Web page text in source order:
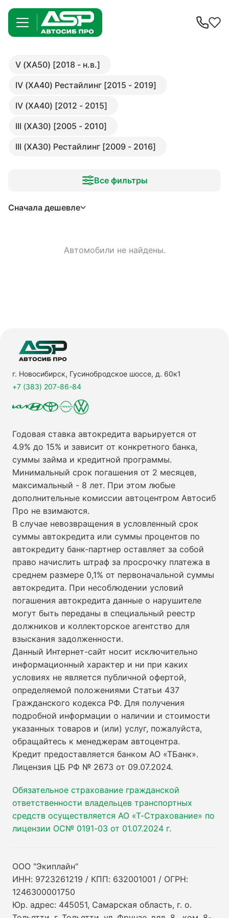
V (XA50) [2018 - н.в.]
IV (XA40) Рестайлинг [2015 - 2019]
IV (XA40) [2012 - 2015]
III (XA30) [2005 - 2010]
III (XA30) Рестайлинг [2009 - 2016]
Все фильтры
Сначала дешевле
Автомобили не найдены.
г. Новосибирск, Гусинобродское шоссе, д. 60к1
+7 (383) 207-86-84
Годовая ставка автокредита варьируется от
4.9% до 15% и зависит от конкретного банка,
суммы займа и кредитной программы.
Минимальный срок погашения от 2 месяцев,
максимальный - 8 лет. При этом любые
дополнительные комиссии автоцентром Автосиб
Про не взимаются.
В случае невозвращения в условленный срок
суммы автокредита или суммы процентов по
автокредиту банк-партнер оставляет за собой
право начислить штраф за просрочку платежа в
среднем размере 0,1% от первоначальной суммы
автокредита. При несоблюдении условий
погашения автокредита данные о нарушителе
могут быть переданы в специальный реестр
должников и коллекторское агентство для
взыскания задолженности.
Данный Интернет-сайт носит исключительно
информационный характер и ни при каких
условиях не является публичной офертой,
определяемой положениями Статьи 437
Гражданского кодекса РФ. Для получения
подробной информации о наличии и стоимости
указанных товаров и (или) услуг, пожалуйста,
обращайтесь к менеджерам автоцентра.
Кредит предоставляется банком АО «ТБанк».
Лицензия ЦБ РФ № 2673 от 09.07.2024.
Обязательное страхование гражданской
ответственности владельцев транспортных
средств осуществляется АО «Т-Страхование» по
лицензии ОС№ 0191-03 от 01.07.2024 г.
ООО "Экиплайн"
ИНН: 9723261219 / КПП: 632001001 / ОГРН:
1246300001750
Юр. адрес: 445051, Самарская область, г. о.